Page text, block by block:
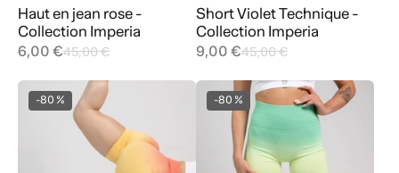
Haut en jean rose -
Collection Imperia
6,00 €45,00 €
Short Violet Technique -
Collection Imperia
9,00 €45,00 €
-80 % -80 %